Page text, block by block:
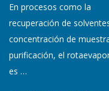
En procesos como la
recuperación de
concentración de
purificación, el
es …